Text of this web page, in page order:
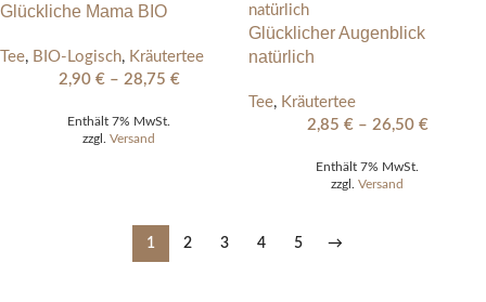
Glückliche Mama BIO
Tee, BIO-Logisch, Kräutertee
2,90 € – 28,75 €
Enthält 7% MwSt.
zzgl. Versand
Glücklicher Augenblick
natürlich
Tee, Kräutertee
2,85 € – 26,50 €
Enthält 7% MwSt.
zzgl. Versand
1 2 3 4 5 →